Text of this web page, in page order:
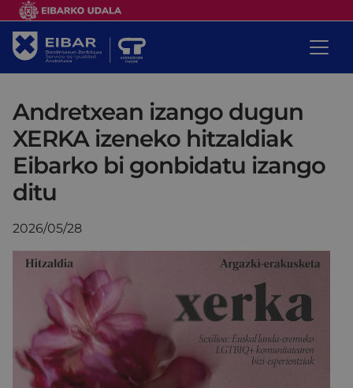
Andretxean izango dugun
XERKA izeneko hitzaldiak
Eibarko bi gonbidatu izango
ditu
2026/05/28